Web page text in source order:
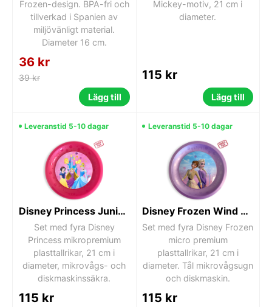
Frozen-design. BPA-fri och
tillverkad i Spanien av
miljövänligt material.
Diameter 16 cm.
36 kr
39 kr
Lägg till
Mickey-motiv, 21 cm i
diameter.
115 kr
Lägg till
Leveranstid 5-10 dagar
Disney Princess Junior Live Your Story mikropremium plasttallrik 4-pack 21 cm
Set med fyra Disney
Princess mikropremium
plasttallrikar, 21 cm i
diameter, mikrovågs- och
diskmaskinssäkra.
115 kr
Leveranstid 5-10 dagar
Disney Frozen Wind micro premium plasttallrik set om 4, 21 cm
Set med fyra Disney Frozen
micro premium
plasttallrikar, 21 cm i
diameter. Tål mikrovågsugn
och diskmaskin.
115 kr